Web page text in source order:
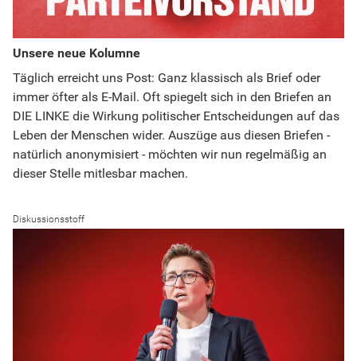
Unsere neue Kolumne
Täglich erreicht uns Post: Ganz klassisch als Brief oder
immer öfter als E-Mail. Oft spiegelt sich in den Briefen an
DIE LINKE die Wirkung politischer Entscheidungen auf das
Leben der Menschen wider. Auszüge aus diesen Briefen -
natürlich anonymisiert - möchten wir nun regelmäßig an
dieser Stelle mitlesbar machen.
Diskussionsstoff